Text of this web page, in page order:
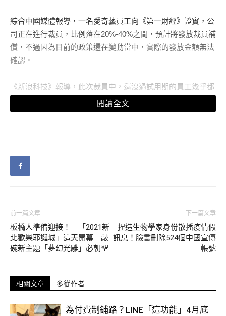
綜合中國媒體報導，一名愛奇藝員工向《第一財經》證實，公
司正在進行裁員，比例落在20%-40%之間，預計將發放裁員補
償，不過因為目前的政策還在變動當中，實際的發放金額無法
確認。
《新浪科技》報導，此次裁員中，還沒過試用期的員工幾乎都
被裁，中層管理級別被裁的人數較多，其他還包含年齡較長、
薪水較高的員工。愛奇藝研究院、遊戲中心等部門幾乎一個員
愛奇藝執行長龔宇先前曾表示，受到疫情、審核等因素影響，
當前影視產業遇到最大的問題就是內容供應出現短缺。報導指
許多愛奇藝員工透露，其實內部員工都有預期這波裁員的到
來，還有許多老員工指出，這是公司史上最大規模的裁員，預
閱讀全文
前一篇文章
板橋人準備迎接！ 「2021新
北歡樂耶誕城」這天開幕 敲
碗新主題「夢幻光雕」必朝聖
下一篇文章
捏造生物學家身份散播疫情假
訊息！臉書刪除524個中國宣傳
帳號
相關文章 多從作者
為付費制鋪路？LINE「這功能」4月底